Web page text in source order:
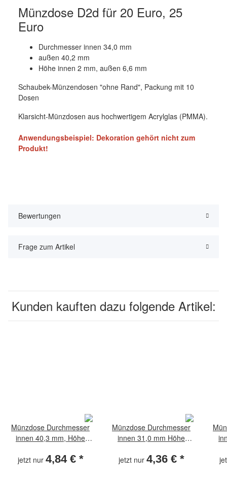
Münzdose D2d für 20 Euro, 25
Euro
Durchmesser innen 34,0 mm
außen 40,2 mm
Höhe innen 2 mm, außen 6,6 mm
Schaubek-Münzendosen "ohne Rand", Packung mit 10
Dosen
Klarsicht-Münzdosen aus hochwertigem Acrylglas (PMMA).
Anwendungsbeispiel: Dekoration gehört nicht zum
Produkt!
Bewertungen
Frage zum Artikel
Kunden kauften dazu folgende Artikel:
Münzdose Durchmesser
innen 40,3 mm, Höhe
jetzt nur 4,84 € *
Münzdose Durchmesser
innen 31,0 mm Höhe
jetzt nur 4,36 € *